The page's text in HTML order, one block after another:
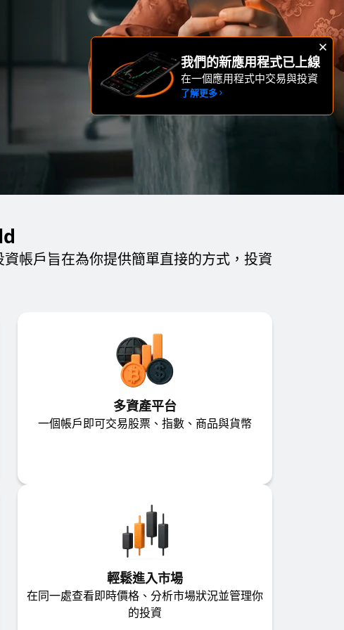
帳戶旨在為你提供簡單直接的方式，投資
多資產平台
一個帳戶即可交易股票、指數、商品與貨幣
輕鬆進入市場
在同一處查看即時價格、分析市場狀況並管理你
的投資
我們的新應用程式已上線
在一個應用程式中交易與投資
了解更多